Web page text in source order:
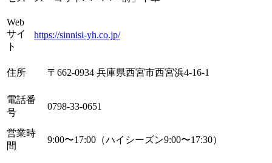
Web
サイ
ト
https://sinnisi-yh.co.jp/
住所 〒662-0934 兵庫県西宮市西宮浜4-16-1
電話番
号
0798-33-0651
営業時
間
9:00〜17:00（ハイシーズン9:00〜17:30）